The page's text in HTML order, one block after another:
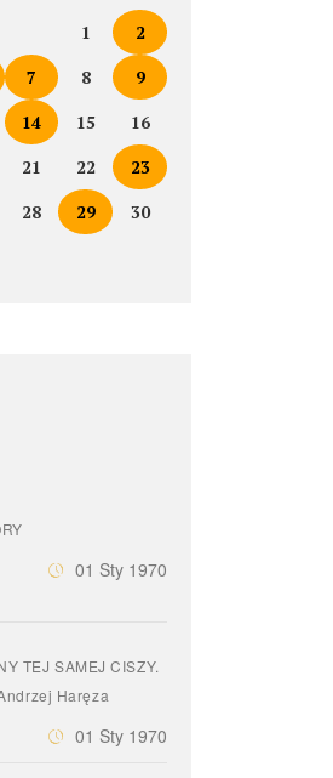
1
2
7 8
9
14 15
16
21 22
23
28 29
30
01 Sty 1970
TEJ SAMEJ CISZY.
Haręza
01 Sty 1970